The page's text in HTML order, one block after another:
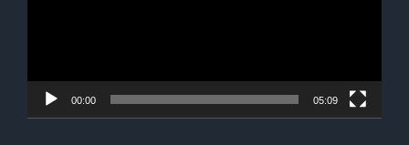
00:00 05:09